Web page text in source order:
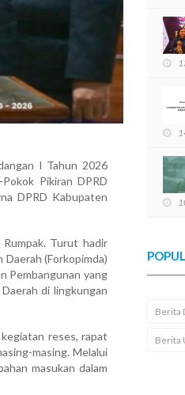
I Tahun 2026
Pikiran DPRD
DPRD Kabupaten
. Turut hadir
(Forkopimda)
Pembangunan yang
di lingkungan
reses, rapat
masing. Melalui
masukan dalam
Berita
Berita